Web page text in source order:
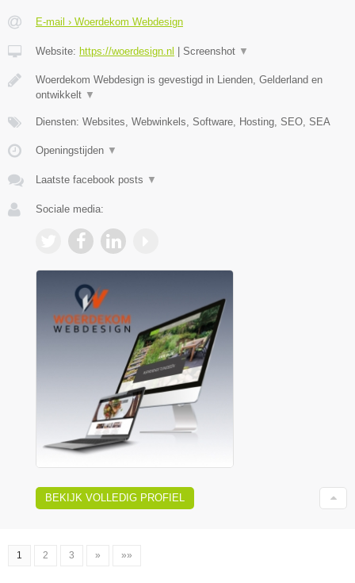
E-mail › Woerdekom Webdesign
Website: https://woerdesign.nl Screenshot ▼
Woerdekom Webdesign is gevestigd in Lienden, Gelderland en
ontwikkelt ▼
Diensten: Websites, Webwinkels, Software, Hosting, SEO, SEA
Openingstijden ▼
Laatste facebook posts ▼
Sociale media:
BEKIJK VOLLEDIG PROFIEL
1 2 3 » »»